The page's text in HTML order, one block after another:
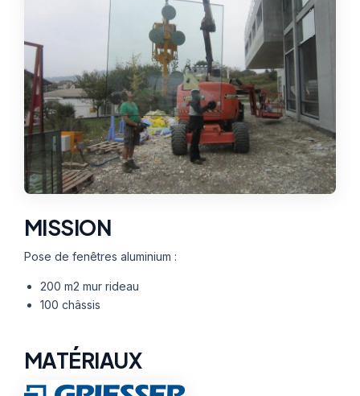
ACTUALITÉS
CONTACT
ETRE RAPPELÉ
MISSION
Pose de fenêtres aluminium :
200 m2 mur rideau
100 châssis
MATÉRIAUX